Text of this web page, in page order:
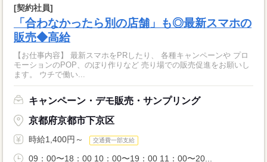
[契約社員]
「合わなかったら別の店舗」も◎最新スマホの
販売◆高給
【お仕事内容】 最新スマホをPRしたり、 各種キャンペーンや プロ
モーションのPOP、のぼり作りなど 売り場での販売促進をお願いし
ます。 ウチで働い...
キャンペーン・デモ販売・サンプリング
京都府京都市下京区
時給1,400円～ 交通費一部支給
09：00〜18：00 10：00〜19：00 11：00〜20...